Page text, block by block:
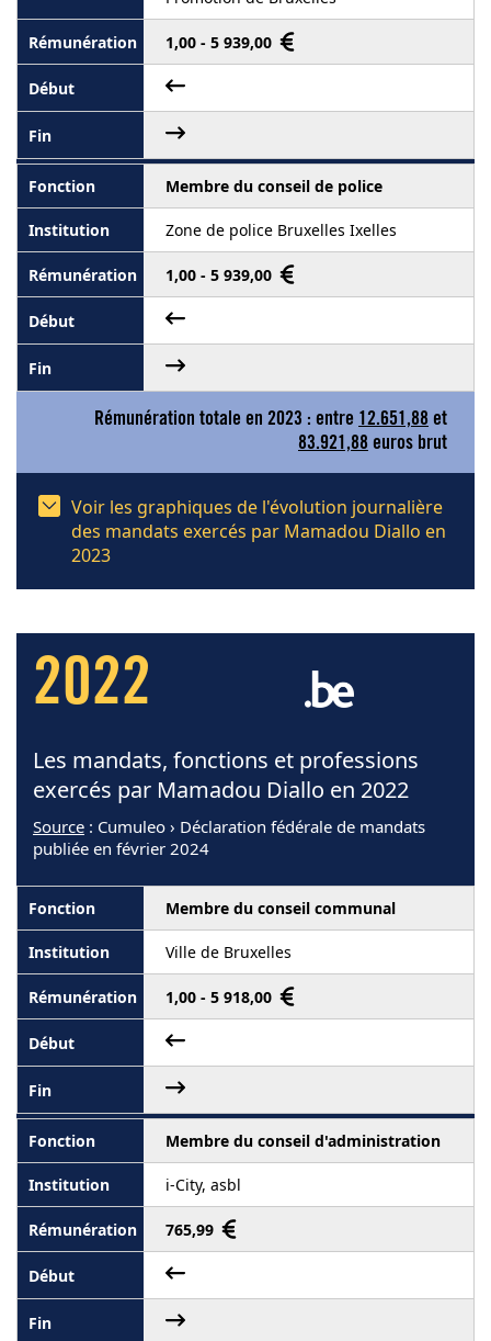
1,00 - 5 939,00
Membre du conseil de police
Zone de police Bruxelles Ixelles
1,00 - 5 939,00
Rémunération totale en 2023 : entre 12.651,88 et
83.921,88 euros brut
Voir les graphiques de l'évolution journalière
des mandats exercés par Mamadou Diallo en
2023
2022
Les mandats, fonctions et professions
exercés par Mamadou Diallo en 2022
Source : Cumuleo › Déclaration fédérale de mandats
publiée en février 2024
Membre du conseil communal
Ville de Bruxelles
1,00 - 5 918,00
Membre du conseil d'administration
i-City, asbl
765,99